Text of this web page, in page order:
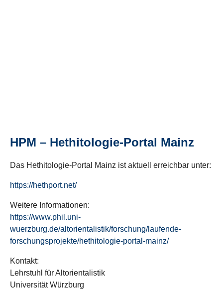
HPM – Hethitologie-Portal Mainz
Das Hethitologie-Portal Mainz ist aktuell erreichbar unter:
https://hethport.net/
Weitere Informationen:
https://www.phil.uni-
wuerzburg.de/altorientalistik/forschung/laufende-
forschungsprojekte/hethitologie-portal-mainz/
Kontakt:
Lehrstuhl für Altorientalistik
Universität Würzburg